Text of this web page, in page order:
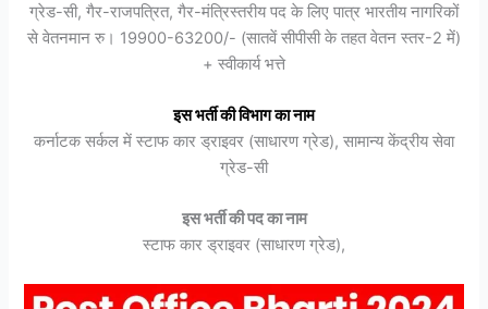
ग्रेड-सी, गैर-राजपत्रित, गैर-मंत्रिस्तरीय पद के लिए पात्र भारतीय नागरिकों
से वेतनमान रु। 19900-63200/- (सातवें सीपीसी के तहत वेतन स्तर-2 में)
+ स्वीकार्य भत्ते
इस भर्ती की विभाग का नाम
कर्नाटक सर्कल में स्टाफ कार ड्राइवर (साधारण ग्रेड), सामान्य केंद्रीय सेवा
ग्रेड-सी
इस भर्ती की पद का नाम
स्टाफ कार ड्राइवर (साधारण ग्रेड),